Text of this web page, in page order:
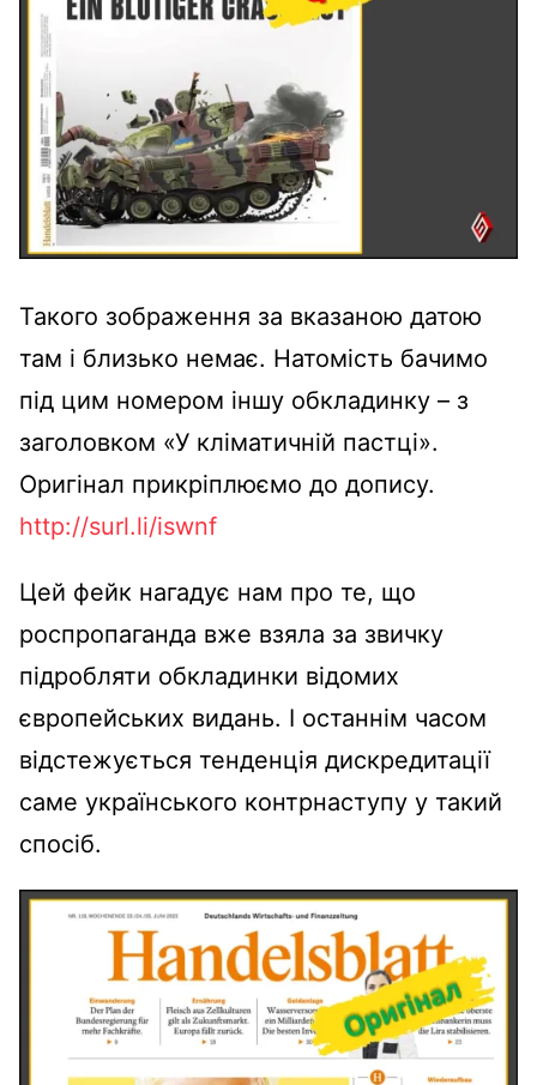
Такого зображення за вказаною датою
там і близько немає. Натомість бачимо
під цим номером іншу обкладинку – з
заголовком «У кліматичній пастці».
Оригінал прикріплюємо до допису.
http://surl.li/iswnf
Цей фейк нагадує нам про те, що
роспропаганда вже взяла за звичку
підробляти обкладинки відомих
європейських видань. І останнім часом
відстежується тенденція дискредитації
саме українського контрнаступу у такий
спосіб.